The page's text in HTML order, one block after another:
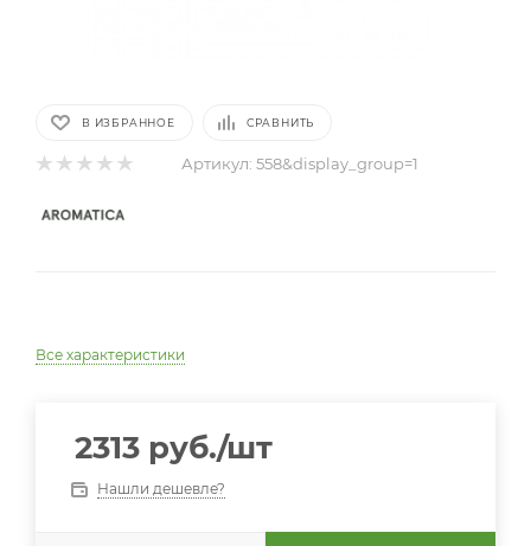
В ИЗБРАННОЕ СРАВНИТЬ
Артикул: 558&display_group=1
Все характеристики
2313 руб./шт
Нашли дешевле?